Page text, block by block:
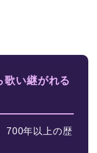
い継がれる
700年以上の歴